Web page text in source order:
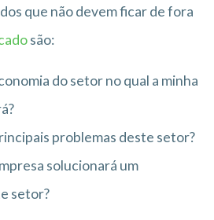
que não devem ficar de fora
são:
do setor no qual a minha
problemas deste setor?
solucionará um
setor?